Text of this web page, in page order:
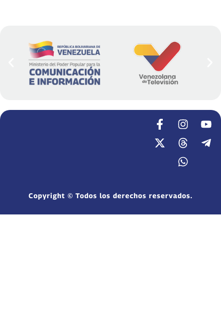
Copyright © Todos los derechos reservados.